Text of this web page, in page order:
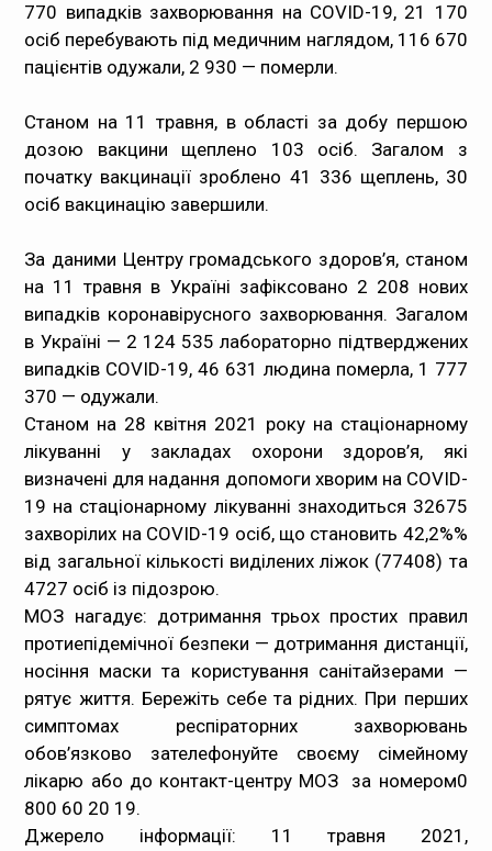
770 випадків захворювання на COVID-19, 21 170
осіб перебувають під медичним наглядом, 116 670
пацієнтів одужали, 2 930 — померли.
Станом на 11 травня, в області за добу першою
дозою вакцини щеплено 103 осіб. Загалом з
початку вакцинації зроблено 41 336 щеплень, 30
осіб вакцинацію завершили.
За даними Центру громадського здоров’я, станом
на 11 травня в Україні зафіксовано 2 208 нових
випадків коронавірусного захворювання. Загалом
в Україні — 2 124 535 лабораторно підтверджених
випадків COVID-19, 46 631 людина померла, 1 777
370 — одужали.
Станом на 28 квітня 2021 року на стаціонарному
лікуванні у закладах охорони здоров’я, які
визначені для надання допомоги хворим на COVID-
19 на стаціонарному лікуванні знаходиться 32675
захворілих на COVID-19 осіб, що становить 42,2%%
від загальної кількості виділених ліжок (77408) та
4727 осіб із підозрою.
МОЗ нагадує: дотримання трьох простих правил
протиепідемічної безпеки — дотримання дистанції,
носіння маски та користування санітайзерами —
рятує життя. Бережіть себе та рідних. При перших
симптомах респіраторних захворювань
обов’язково зателефонуйте своєму сімейному
лікарю або до контакт-центру МОЗ за номером0
800 60 20 19.
Джерело інформації: 11 травня 2021,